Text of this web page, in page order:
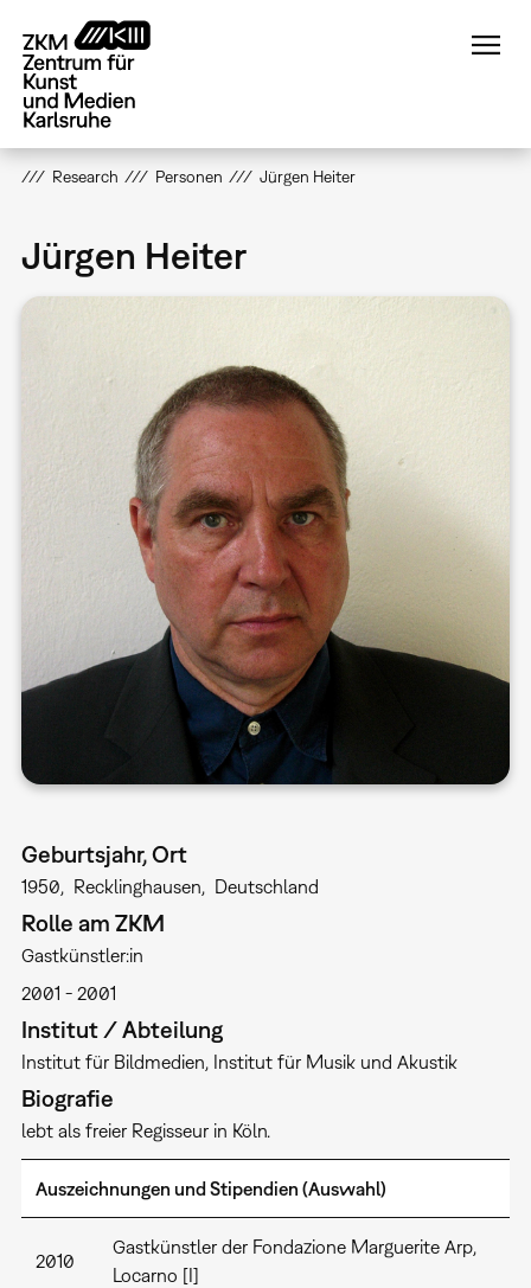
zum
Inhalt
Research Personen Jürgen Heiter
Jürgen Heiter
Geburtsjahr, Ort
1950 Recklinghausen Deutschland
Rolle am ZKM
Gastkünstler:in
2001
2001
Institut / Abteilung
Institut für Bildmedien Institut für Musik und Akustik
Biografie
lebt als freier Regisseur in Köln.
Auszeichnungen und Stipendien (Auswahl)
2010
Gastkünstler der Fondazione Marguerite Arp,
Locarno [I]